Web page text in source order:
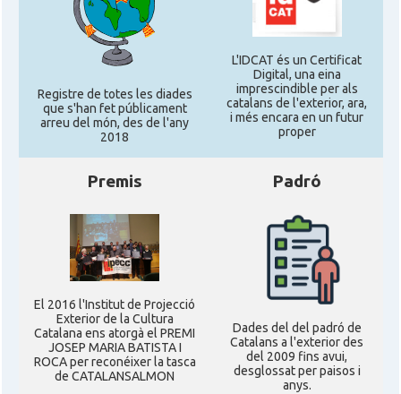
Registre de totes les diades
que s'han fet públicament
arreu del món, des de l'any
2018
L'IDCAT és un Certificat
Digital, una eina
imprescindible per als
catalans de l'exterior, ara,
i més encara en un futur
proper
Premis
El 2016 l'Institut de Projecció
Exterior de la Cultura
Catalana ens atorgà el PREMI
JOSEP MARIA BATISTA I
ROCA per reconéixer la tasca
de CATALANSALMON
Padró
Dades del del padró de
Catalans a l'exterior des
del 2009 fins avui,
desglossat per paisos i
anys.